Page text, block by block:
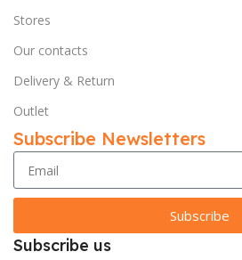
Stores
Our contacts
Delivery & Return
Outlet
Subscribe Newsletters
Subscribe
Subscribe us